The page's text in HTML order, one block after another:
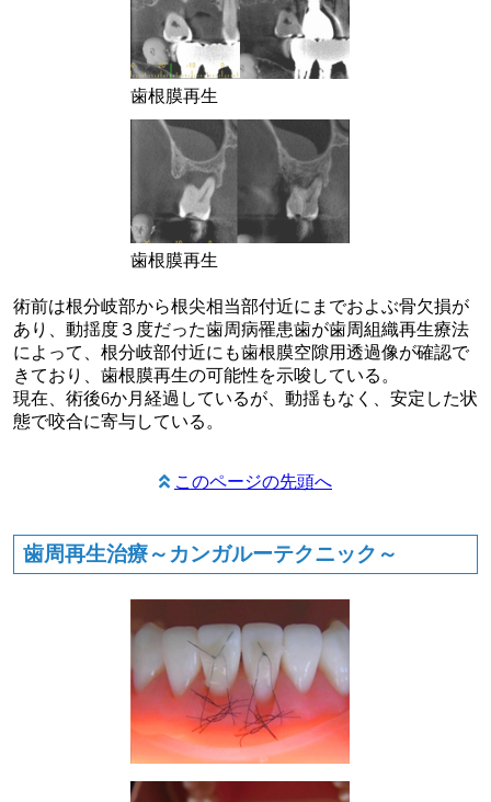
歯根膜再生
歯根膜再生
術前は根分岐部から根尖相当部付近にまでおよぶ骨欠損が
あり、動揺度３度だった歯周病罹患歯が歯周組織再生療法
によって、根分岐部付近にも歯根膜空隙用透過像が確認で
きており、歯根膜再生の可能性を示唆している。
現在、術後6か月経過しているが、動揺もなく、安定した状
態で咬合に寄与している。
このページの先頭へ
歯周再生治療～カンガルーテクニック～